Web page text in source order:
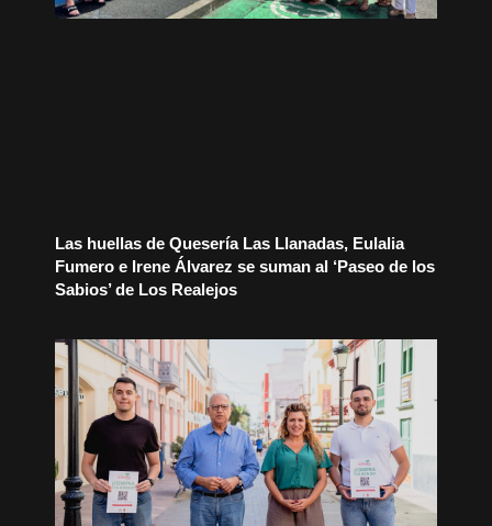
Las huellas de Quesería Las Llanadas, Eulalia
Fumero e Irene Álvarez se suman al ‘Paseo de los
Sabios’ de Los Realejos